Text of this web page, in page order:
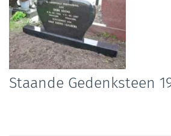
overslaan
Staande Gedenksteen